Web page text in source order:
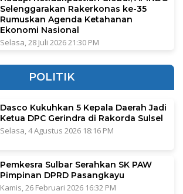
Selenggarakan Rakerkonas ke-35
Rumuskan Agenda Ketahanan
Ekonomi Nasional
Selasa, 28 Juli 2026 21:30 PM
POLITIK
Dasco Kukuhkan 5 Kepala Daerah Jadi
Ketua DPC Gerindra di Rakorda Sulsel
Selasa, 4 Agustus 2026 18:16 PM
Pemkesra Sulbar Serahkan SK PAW
Pimpinan DPRD Pasangkayu
Kamis, 26 Februari 2026 16:32 PM